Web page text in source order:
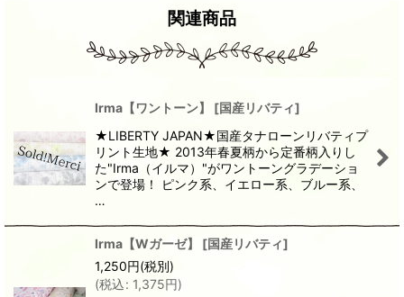
関連商品
Irma【ワントーン】 [国産リバティ]
★LIBERTY JAPAN★国産タナローンリバティプ
リント生地★ 2013年春夏柄から定番柄入りし
た"Irma（イルマ）"がワントーングラデーショ
ンで登場！ ピンク系、イエロー系、ブルー系、
…
Irma【Wガーゼ】 [国産リバティ]
1,250円(税別)
(税込: 1,375円)